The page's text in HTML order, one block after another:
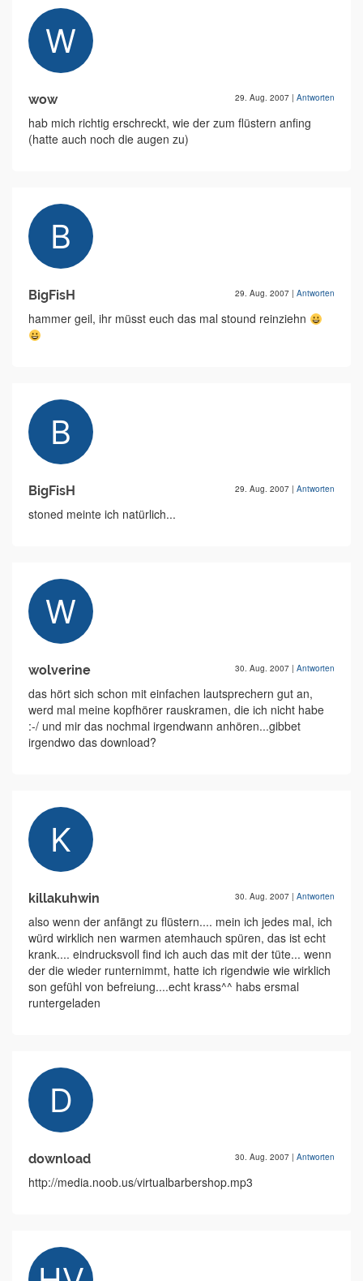
wow 29. Aug. 2007 | Antworten
hab mich richtig erschreckt, wie der zum flüstern anfing
(hatte auch noch die augen zu)
BigFisH 29. Aug. 2007 | Antworten
hammer geil, ihr müsst euch das mal stound reinziehn
BigFisH 29. Aug. 2007 | Antworten
stoned meinte ich natürlich...
wolverine 30. Aug. 2007 | Antworten
das hört sich schon mit einfachen lautsprechern gut an,
werd mal meine kopfhörer rauskramen, die ich nicht habe
:-/ und mir das nochmal irgendwann anhören...gibbet
irgendwo das download?
killakuhwin 30. Aug. 2007 | Antworten
also wenn der anfängt zu flüstern.... mein ich jedes mal, ich
würd wirklich nen warmen atemhauch spüren, das ist echt
krank.... eindrucksvoll find ich auch das mit der tüte... wenn
der die wieder runternimmt, hatte ich rigendwie wie wirklich
son gefühl von befreiung....echt krass^^ habs ersmal
runtergeladen
download 30. Aug. 2007 | Antworten
http://media.noob.us/virtualbarbershop.mp3